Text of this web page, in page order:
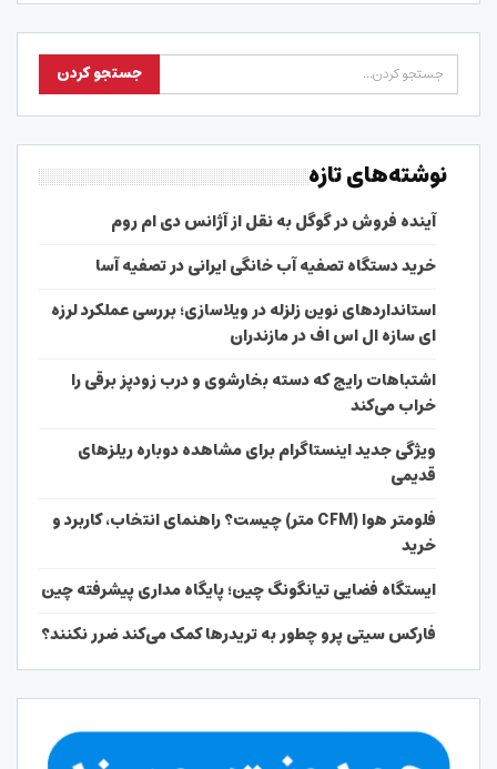
نوشته‌های تازه
آینده فروش در گوگل به نقل از آژانس دی ام روم
خرید دستگاه تصفیه آب خانگی ایرانی در تصفیه آسا
استانداردهای نوین زلزله در ویلاسازی؛ بررسی عملکرد لرزه
ای سازه ال اس اف در مازندران
اشتباهات رایج که دسته بخارشوی و درب زودپز برقی را
خراب می‌کند
ویژگی جدید اینستاگرام برای مشاهده دوباره ریلزهای
قدیمی
فلومتر هوا (CFM متر) چیست؟ راهنمای انتخاب، کاربرد و
خرید
ایستگاه فضایی تیانگونگ چین؛ پایگاه مداری پیشرفته چین
فارکس سیتی پرو چطور به تریدرها کمک می‌کند ضرر نکنند؟